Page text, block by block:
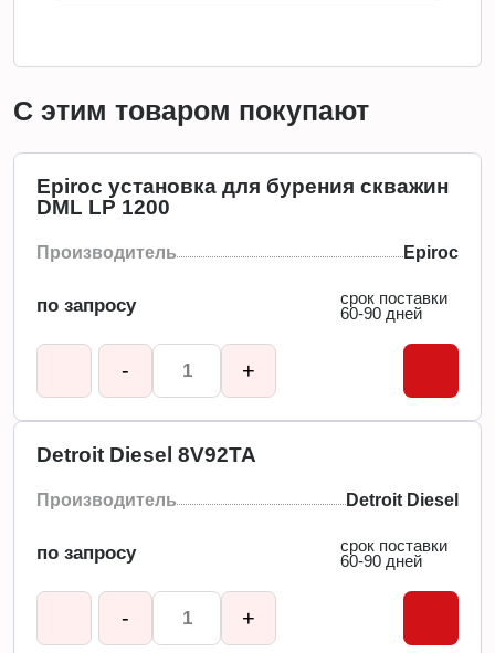
С этим товаром покупают
Epiroc установка для бурения скважин
DML LP 1200
Производитель Epiroc
по запросу
срок поставки
60-90 дней
- +
Detroit Diesel 8V92TA
Производитель Detroit Diesel
по запросу
срок поставки
60-90 дней
- +